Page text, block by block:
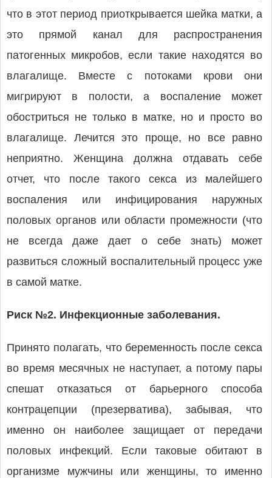
что в этот период приоткрывается шейка матки, а
это прямой канал для распространения
патогенных микробов, если такие находятся во
влагалище. Вместе с потоками крови они
мигрируют в полости, а воспаление может
обостриться не только в матке, но и просто во
влагалище. Лечится это проще, но все равно
неприятно. Женщина должна отдавать себе
отчет, что после такого секса из малейшего
воспаления или инфицирования наружных
половых органов или области промежности (что
не всегда даже дает о себе знать) может
развиться сложный воспалительный процесс уже
в самой матке.
Риск №2. Инфекционные заболевания.
Принято полагать, что беременность после секса
во время месячных не наступает, а потому пары
спешат отказаться от барьерного способа
контрацепции (презерватива), забывая, что
именно он наиболее защищает от передачи
половых инфекций. Если таковые обитают в
организме мужчины или женщины, то именно